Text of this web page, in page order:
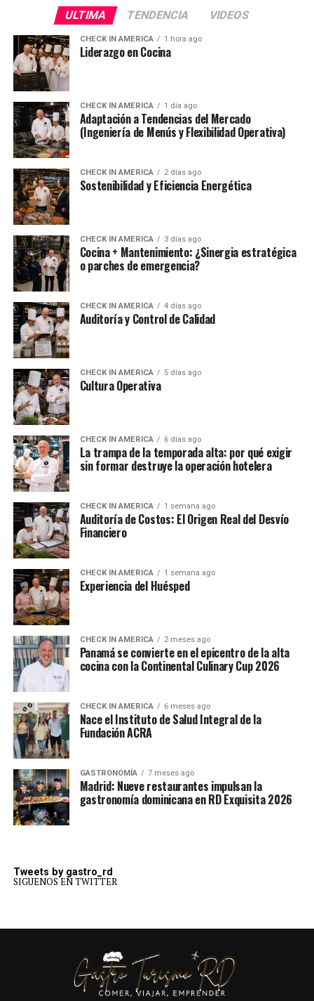
ULTIMA TENDENCIA VIDEOS
CHECK IN AMERICA 1 hora ago
Liderazgo en Cocina
CHECK IN AMERICA 1 día ago
Adaptación a Tendencias del Mercado
(Ingeniería de Menús y Flexibilidad Operativa)
CHECK IN AMERICA 2 días ago
Sostenibilidad y Eficiencia Energética
CHECK IN AMERICA 3 días ago
Cocina + Mantenimiento: ¿Sinergia estratégica
o parches de emergencia?
CHECK IN AMERICA 4 días ago
Auditoría y Control de Calidad
CHECK IN AMERICA 5 días ago
Cultura Operativa
CHECK IN AMERICA 6 días ago
La trampa de la temporada alta: por qué exigir
sin formar destruye la operación hotelera
CHECK IN AMERICA 1 semana ago
Auditoría de Costos: El Origen Real del Desvío
Financiero
CHECK IN AMERICA 1 semana ago
Experiencia del Huésped
CHECK IN AMERICA 2 meses ago
Panamá se convierte en el epicentro de la alta
cocina con la Continental Culinary Cup 2026
CHECK IN AMERICA 6 meses ago
Nace el Instituto de Salud Integral de la
Fundación ACRA
GASTRONOMÍA 7 meses ago
Madrid: Nueve restaurantes impulsan la
gastronomía dominicana en RD Exquisita 2026
Tweets by gastro_rd
SIGUENOS EN TWITTER